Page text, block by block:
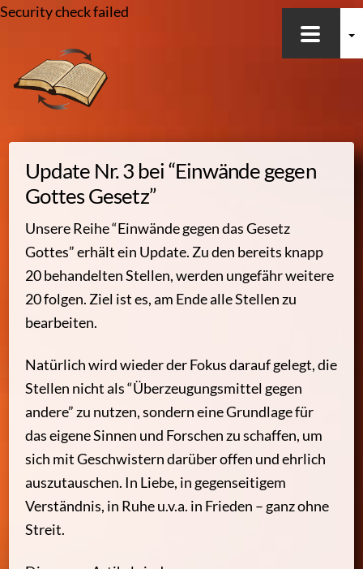
Security check failed
content
Update Nr. 3 bei “Einwände gegen
Gottes Gesetz”
Unsere Reihe “Einwände gegen das Gesetz
Gottes” erhält ein Update. Zu den bereits knapp
20 behandelten Stellen, werden ungefähr weitere
20 folgen. Ziel ist es, am Ende alle Stellen zu
bearbeiten.
Natürlich wird wieder der Fokus darauf gelegt, die
Stellen nicht als “Überzeugungsmittel gegen
andere” zu nutzen, sondern eine Grundlage für
das eigene Sinnen und Forschen zu schaffen, um
sich mit Geschwistern darüber offen und ehrlich
auszutauschen. In Liebe, in gegenseitigem
Verständnis, in Ruhe u.v.a. in Frieden – ganz ohne
Streit.